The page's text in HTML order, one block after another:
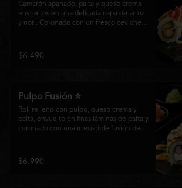
Camarón apanado, palta y queso crema
envueltos en una delicada capa de arroz
y nori. Coronado con un fresco ceviche
creando un equilibrio perfecto entre
frescura, cremosidad y crocancia en cada
$6.490
Pulpo Fusión ⭐
Roll relleno con pulpo, queso crema y
palta, envuelto en finas láminas de palta y
coronado con una irresistible fusión de
láminas de pulpo, ofreciendo una
combinación perfecta entre frescura,
$6.990